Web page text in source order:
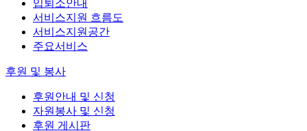
입퇴소안내
서비스지원 흐름도
서비스지원공간
주요서비스
후원 및 봉사
후원안내 및 신청
자원봉사 및 신청
후원 게시판